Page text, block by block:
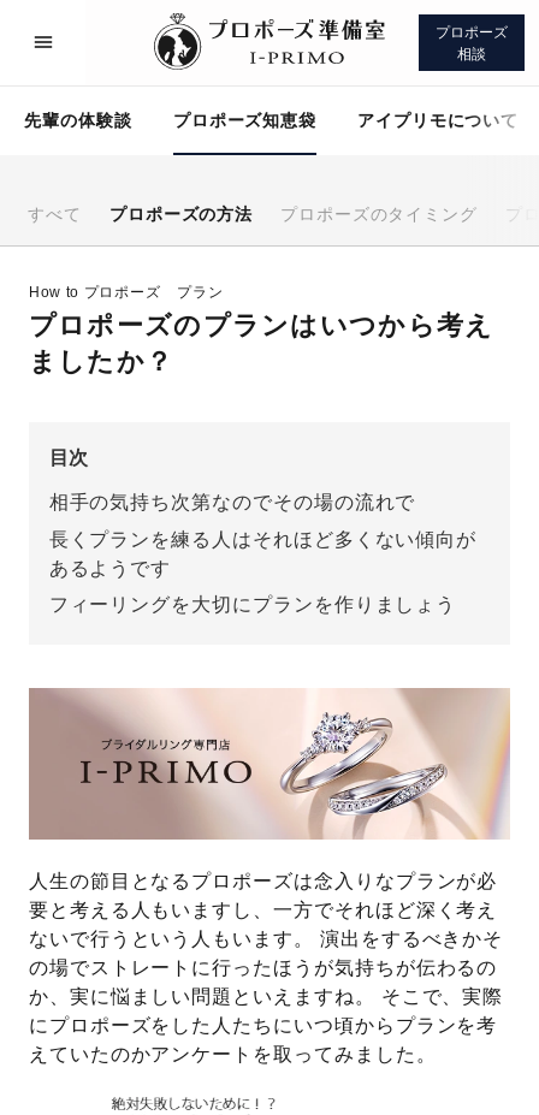
プロポーズ
相談
先輩の体験談 プロポーズ知恵袋 アイプリモについて
すべて プロポーズの方法 プロポーズのタイミング プ
How to プロポーズ プラン
プロポーズのプランはいつから考え
ましたか？
目次
相手の気持ち次第なのでその場の流れで
長くプランを練る人はそれほど多くない傾向が
あるようです
フィーリングを大切にプランを作りましょう
人生の節目となるプロポーズは念入りなプランが必
要と考える人もいますし、一方でそれほど深く考え
ないで行うという人もいます。 演出をするべきかそ
の場でストレートに行ったほうが気持ちが伝わるの
か、実に悩ましい問題といえますね。 そこで、実際
にプロポーズをした人たちにいつ頃からプランを考
えていたのかアンケートを取ってみました。
プロポーズサポート 先輩の体験談
プロポーズ知恵袋
プロポーズサポート
スペシャルプロポーズイベント
プロポーズアイテム
パーフェクトプロポーズリング®
プロポーズシチュエーション診断
先輩の体験談
プロポーズ意識調査結果一覧
ダイヤモンドの品質とは？
プロポーズの方法
アイプリモについて
ニュース
婚約指輪のご購入と
プロポーズのご相談
I-PRIMO公式サイト